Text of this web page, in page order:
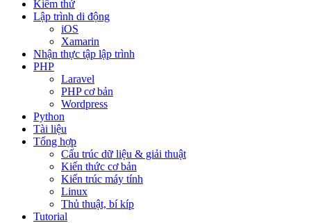
Kiểm thử
Lập trình di động
iOS
Xamarin
Nhận thực tập lập trình
PHP
Laravel
PHP cơ bản
Wordpress
Python
Tài liệu
Tổng hợp
Cấu trúc dữ liệu & giải thuật
Kiến thức cơ bản
Kiến trúc máy tính
Linux
Thủ thuật, bí kíp
Tutorial